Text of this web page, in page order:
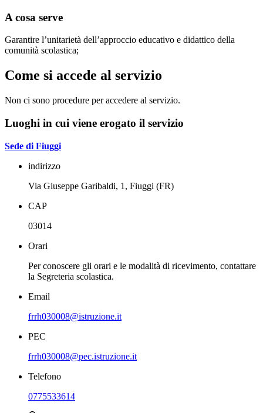
A cosa serve
Garantire l’unitarietà dell’approccio educativo e didattico della
comunità scolastica;
Come si accede al servizio
Non ci sono procedure per accedere al servizio.
Luoghi in cui viene erogato il servizio
Sede di Fiuggi
indirizzo
Via Giuseppe Garibaldi, 1, Fiuggi (FR)
CAP
03014
Orari
Per conoscere gli orari e le modalità di ricevimento, contattare
la Segreteria scolastica.
Email
frrh030008@istruzione.it
PEC
frrh030008@pec.istruzione.it
Telefono
0775533614